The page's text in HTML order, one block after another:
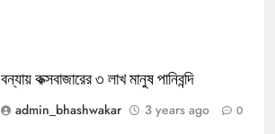
বন্যা‍য় কক্সবাজারের ৩ লাখ মানুষ পানিবন্দি
admin_bhashwakar
3 years ago 0